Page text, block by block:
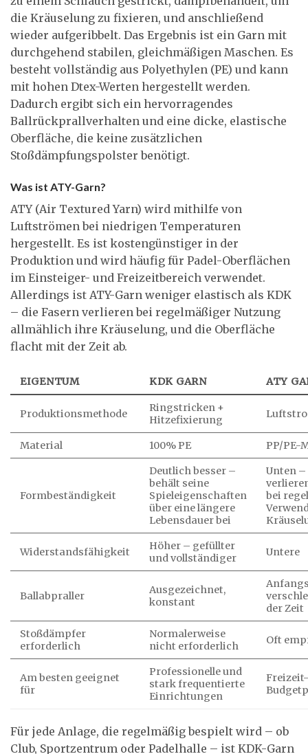
die Kräuselung zu fixieren, und anschließend
wieder aufgeribbelt. Das Ergebnis ist ein Garn mit
durchgehend stabilen, gleichmäßigen Maschen. Es
besteht vollständig aus Polyethylen (PE) und kann
mit hohen Dtex-Werten hergestellt werden.
Dadurch ergibt sich ein hervorragendes
Ballrückprallverhalten und eine dicke, elastische
Oberfläche, die keine zusätzlichen
Stoßdämpfungspolster benötigt.
Was ist ATY-Garn?
ATY (Air Textured Yarn) wird mithilfe von
Luftströmen bei niedrigen Temperaturen
hergestellt. Es ist kostengünstiger in der
Produktion und wird häufig für Padel-Oberflächen
im Einsteiger- und Freizeitbereich verwendet.
Allerdings ist ATY-Garn weniger elastisch als KDK
– die Fasern verlieren bei regelmäßiger Nutzung
allmählich ihre Kräuselung, und die Oberfläche
flacht mit der Zeit ab.
EIGENTUM KDK GARN ATY
Produktionsmethode
Ringstricken +
Hitzefixierung
Material 100% PE PP/PE-
Formbeständigkeit
Deutlich besser –
behält seine
Spieleigenschaften
über eine längere
Lebensdauer bei
Unten –
bei
Widerstandsfähigkeit
Höher – gefüllter
und vollständiger
Untere
Ballabpraller
Ausgezeichnet,
konstant
der Zeit
Stoßdämpfer
erforderlich
Normalerweise
nicht erforderlich
Oft
Am besten geeignet
für
Professionelle und
stark frequentierte
Einrichtungen
Für jede Anlage, die regelmäßig bespielt wird – ob
Club, Sportzentrum oder Padelhalle – ist KDK-Garn